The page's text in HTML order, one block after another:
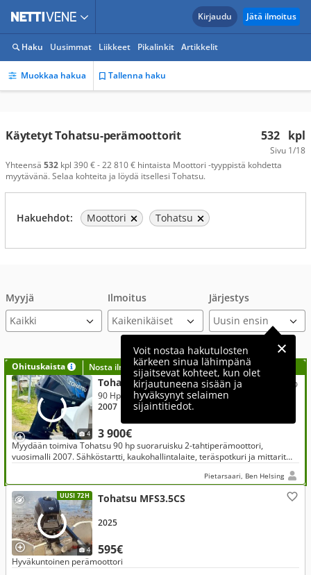
Kirjaudu Jätä ilmoitus
Haku Uusimmat Liikkeet Pikalinkit Artikkelit
Muokkaa hakua Tallenna haku
532 kpl
Sivu 1/18
Käytetyt Tohatsu-perämoottorit
Yhteensä 532 kpl 390 € - 22 810 € hintaista Moottori -tyyppistä kohdetta
myytävänä. Selaa kohteita ja löydä itsellesi Tohatsu.
Hakuehdot: Moottori Tohatsu
Myyjä Ilmoitus Järjestys
Voit nostaa hakutulosten
kärkeen sinua lähimpänä
sijaitsevat kohteet, kun olet
kirjautuneena sisään ja
hyväksynyt selaimen
sijaintitiedot.
Ohituskaista Nosta ilmoituksesi tähän?
4
Tohatsu MD90B 90hp
3 900€
90 Hp
2007
Myydään toimiva Tohatsu 90 hp suoraruisku 2-tahtiperämoottori,
vuosimalli 2007. Sähköstartti, kaukohallintalaite, teräspotkuri ja mittarit
Pietarsaari, Ben Helsing
UUSI 72H
4
Tohatsu MFS3.5CS
595€
2025
Hyväkuntoinen perämoottori